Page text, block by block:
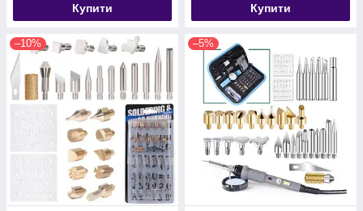
Купити Купити
–10% –5%